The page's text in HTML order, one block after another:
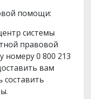
помощи:
системы
правовой
номеру 0 800 213
вам